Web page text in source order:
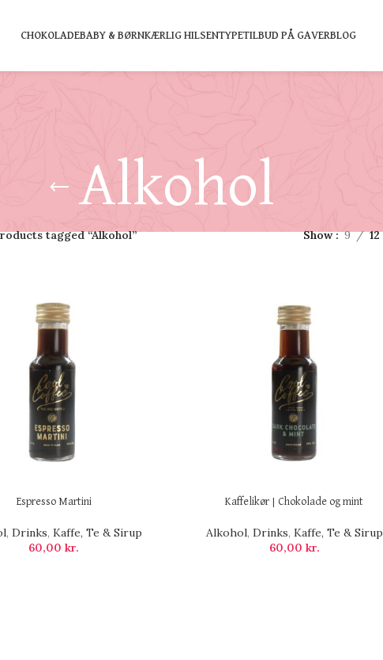
CHOKOLADEBABY & BØRNKÆRLIG HILSENTYPETILBUD PÅ GAVERBLOG
Alkohol
tagged “Alkohol” Show 9 12
Espresso Martini
,Drinks,Kaffe, Te & Sirup
60,00kr.
Kaffelikør | Chokolade og mint
Alkohol, Drinks, Kaffe, Te & Sirup
60,00 kr.